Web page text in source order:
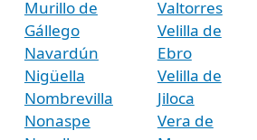
Murillo de
Gállego
Navardún
Nigüella
Nombrevilla
Nonaspe
Valtorres
Velilla de
Ebro
Velilla de
Jiloca
Vera de